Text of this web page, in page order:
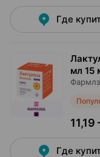
Где
мл 15
Где